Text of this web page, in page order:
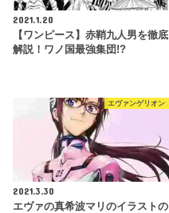
2021.1.20
【ワンピース】赤鞘九人男を徹底
解説！ワノ国最強集団!?
エヴァンゲリオン
2021.3.30
エヴァの真希波マリのイラストの